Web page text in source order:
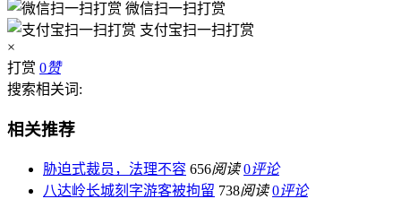
微信扫一扫打赏
支付宝扫一扫打赏
×
打赏 0赞
搜索相关词:
相关推荐
胁迫式裁员，法理不容 656阅读 0评论
八达岭长城刻字游客被拘留 738阅读 0评论